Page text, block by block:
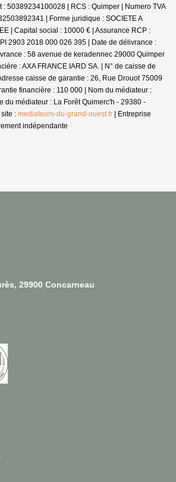
50389234100028 | RCS : Quimper | Numero TVA
| Forme juridique : SOCIETE A
| Capital social : 10000 € | Assurance RCP :
2903 2018 000 026 395 | Date de délivrance :
: 58 avenue de keradennec 29000 Quimper
: AXA FRANCE IARD SA. | N° de caisse de
caisse de garantie : 26, Rue Drouot 75009
financière : 110 000 | Nom du médiateur :
du médiateur : La Forêt Quimerc'h - 29380 -
: mediateurs-du-grand-ouest.fr | Entreprise
indépendante
29900 Concarneau